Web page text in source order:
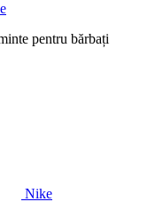
pentru bărbați
Nike